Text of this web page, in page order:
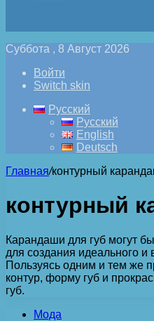
Суббота , 8 Август 2026
Войти
Switch skin
Русский
Русский
English
Deutsch
Главная/контурный
контурный
Карандаши для губ могут
для создания идеального и
Пользуясь одним и тем же
контур, форму губ и
губ.
Мода